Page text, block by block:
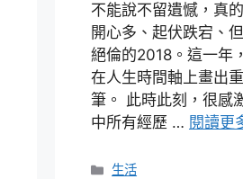
不能說不留遺憾，真
開心多、起伏跌宕、
絕倫的2018。這一年
在人生時間軸上畫出
筆。 此時此刻，很感
中所有經歷 … 閱讀更
分
生活